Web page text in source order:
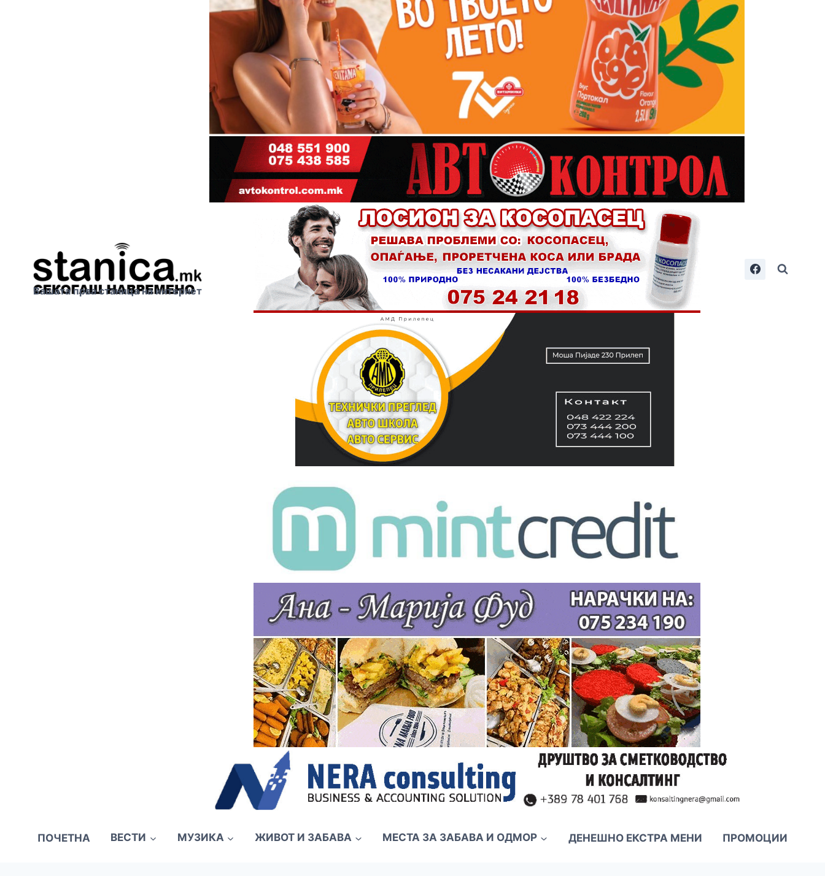
Вашата прва станица на интернет
ПОЧЕТНА ВЕСТИ МУЗИКА ЖИВОТ И ЗАБАВА МЕСТА ЗА ЗАБАВА И ОДМОР ДЕНЕШНО ЕКСТРА МЕНИ ПРОМОЦИИ